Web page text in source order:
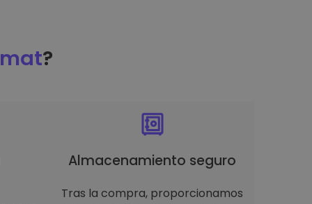
?
Almacenamiento seguro
Tras la compra, proporcionamos